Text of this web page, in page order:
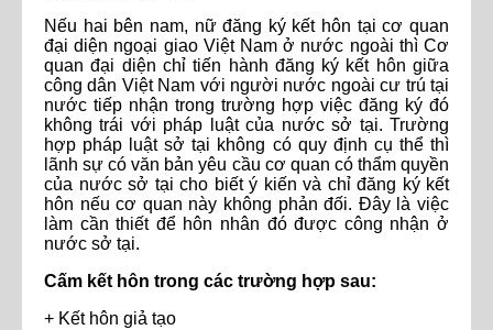
Nếu hai bên nam, nữ đăng ký kết hôn tại cơ quan
đại diện ngoại giao Việt Nam ở nước ngoài thì Cơ
quan đại diện chỉ tiến hành đăng ký kết hôn giữa
công dân Việt Nam với người nước ngoài cư trú tại
nước tiếp nhận trong trường hợp việc đăng ký đó
không trái với pháp luật của nước sở tại. Trường
hợp pháp luật sở tại không có quy định cụ thể thì
lãnh sự có văn bản yêu cầu cơ quan có thẩm quyền
của nước sở tại cho biết ý kiến và chỉ đăng ký kết
hôn nếu cơ quan này không phản đối. Đây là việc
làm cần thiết để hôn nhân đó được công nhận ở
nước sở tại.
Cấm kết hôn trong các trường hợp sau:
+ Kết hôn giả tạo